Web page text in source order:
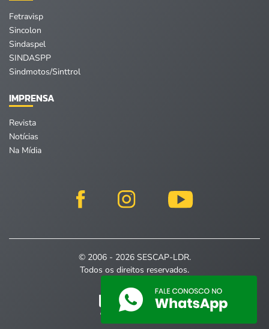
Fetravisp
Sincolon
Sindaspel
SINDASPP
Sindmotos/Sinttrol
IMPRENSA
Revista
Notícias
Na Mídia
© 2006 - 2026 SESCAP-LDR.
Todos os direitos reservados.